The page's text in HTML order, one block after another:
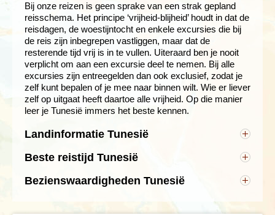
Bij onze reizen is geen sprake van een strak gepland
reisschema. Het principe ‘vrijheid-blijheid’ houdt in dat de
reisdagen, de woestijntocht en enkele excursies die bij
de reis zijn inbegrepen vastliggen, maar dat de
resterende tijd vrij is in te vullen. Uiteraard ben je nooit
verplicht om aan een excursie deel te nemen. Bij alle
excursies zijn entreegelden dan ook exclusief, zodat je
zelf kunt bepalen of je mee naar binnen wilt. Wie er liever
zelf op uitgaat heeft daartoe alle vrijheid. Op die manier
leer je Tunesië immers het beste kennen.
Landinformatie Tunesië
• Andere bekende steden in Tunesië; Dougga,
• Inwoners: 11,5 miljoen
Beste reistijd Tunesië
zeer uiteenlopende geografische en klimatologische
van het land, groenere berg- en landbouwgebieden in
Bezienswaardigheden Tunesië
Direct na delanding in Tunis, ervaar je